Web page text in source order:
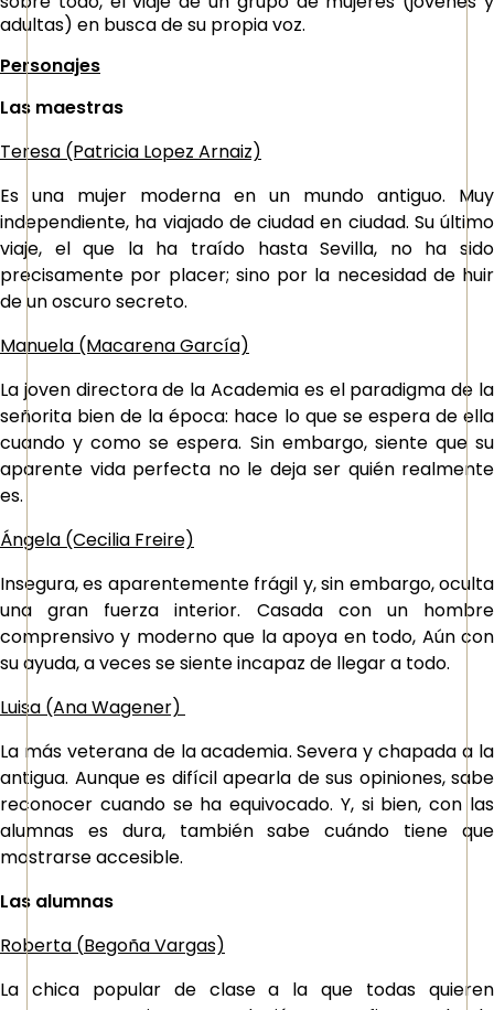
adultas) en busca de su propia voz.
Personajes
Las maestras
Teresa (Patricia Lopez Arnaiz)
Es una mujer moderna en un mundo antiguo. Muy
independiente, ha viajado de ciudad en ciudad. Su último
viaje, el que la ha traído hasta Sevilla, no ha sido
precisamente por placer; sino por la necesidad de huir
de un oscuro secreto.
Manuela (Macarena García)
La joven directora de la Academia es el paradigma de la
señorita bien de la época: hace lo que se espera de ella
cuando y como se espera. Sin embargo, siente que su
aparente vida perfecta no le deja ser quién realmente
es.
Ángela (Cecilia Freire)
Insegura, es aparentemente frágil y, sin embargo, oculta
una gran fuerza interior. Casada con un hombre
comprensivo y moderno que la apoya en todo, Aún con
su ayuda, a veces se siente incapaz de llegar a todo.
Luisa (Ana Wagener)
La más veterana de la academia. Severa y chapada a la
antigua. Aunque es difícil apearla de sus opiniones, sabe
reconocer cuando se ha equivocado. Y, si bien, con las
alumnas es dura, también sabe cuándo tiene que
mostrarse accesible.
Las alumnas
Roberta (Begoña Vargas)
La chica popular de clase a la que todas quieren